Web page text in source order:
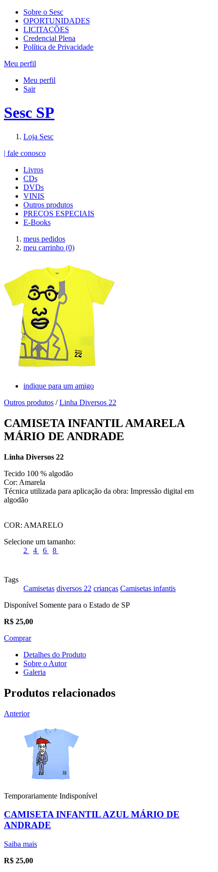
Sobre o Sesc
OPORTUNIDADES
LICITAÇÕES
Credencial Plena
Política de Privacidade
Meu perfil
Meu perfil
Sair
Sesc SP
Loja Sesc
| fale conosco
Livros
CDs
DVDs
VINIS
Outros produtos
PREÇOS ESPECIAIS
E-Books
meus pedidos
meu carrinho (0)
indique para um amigo
Outros produtos /Linha Diversos 22
CAMISETA INFANTIL AMARELA
MÁRIO DE ANDRADE
Linha Diversos 22
Tecido 100 % algodão
Cor: Amarela
Técnica utilizada para aplicação da obra: Impressão digital em
algodão
COR: AMARELO
Selecione um tamanho:
2
4 6 8
Tags
Camisetas diversos 22 crianças Camisetas infantis
Disponível Somente para o Estado de SP
R$ 25,00
Comprar
Detalhes do Produto
Sobre o Autor
Galeria
Produtos relacionados
Anterior
Temporariamente Indisponível
CAMISETA INFANTIL AZUL MÁRIO DE
ANDRADE
Saiba mais
R$ 25,00